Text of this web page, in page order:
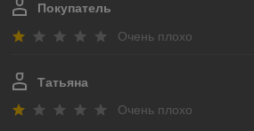
Покупатель
Очень плохо
Татьяна
Очень плохо